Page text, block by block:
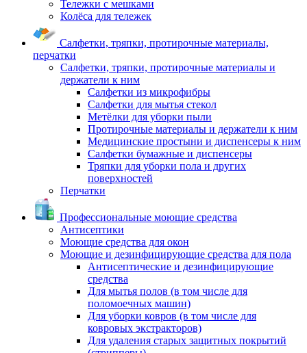
Тележки с мешками
Колёса для тележек
Салфетки, тряпки, протирочные материалы,
перчатки
Салфетки, тряпки, протирочные материалы и
держатели к ним
Салфетки из микрофибры
Салфетки для мытья стекол
Метёлки для уборки пыли
Протирочные материалы и держатели к ним
Медицинские простыни и диспенсеры к ним
Салфетки бумажные и диспенсеры
Тряпки для уборки пола и других
поверхностей
Перчатки
Профессиональные моющие средства
Антисептики
Моющие средства для окон
Моющие и дезинфицирующие средства для пола
Антисептические и дезинфицирующие
средства
Для мытья полов (в том числе для
поломоечных машин)
Для уборки ковров (в том числе для
ковровых экстракторов)
Для удаления старых защитных покрытий